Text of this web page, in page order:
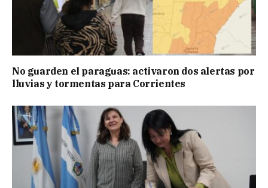
No guarden el paraguas: activaron dos alertas por
lluvias y tormentas para Corrientes